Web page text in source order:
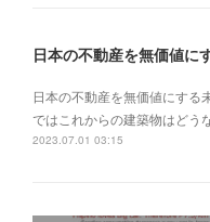
日本の不動産を無価値にする
ではこれからの建築物はどう
2023.07.01 03:15